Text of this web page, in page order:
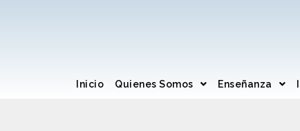
Inicio Quienes Somos Enseñanza